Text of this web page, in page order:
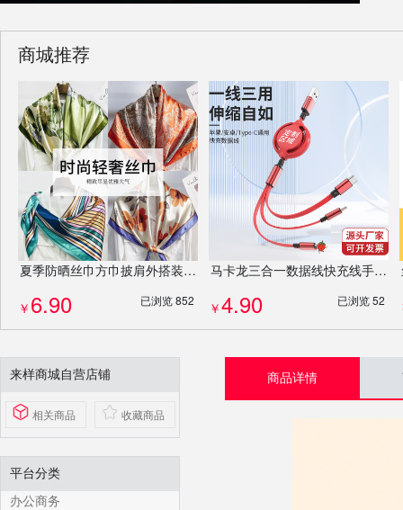
商城推荐
夏季防晒丝巾方巾披肩外搭装饰沙滩巾妇女节伴手礼企业公司送礼礼物混发批发
￥ 6.90 已浏览 852
马卡龙三合一数据线快充线手机充电线可伸缩办公礼品礼盒定制
￥4.90 已浏览 52
来样商城自营店铺
相关商品 收藏商品
平台分类
办公商务
商品详情